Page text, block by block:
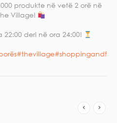
produkte në vetë 2 orë në
Village!
22:00 deri në ora 24:00!
#thevillage#shoppingandfun